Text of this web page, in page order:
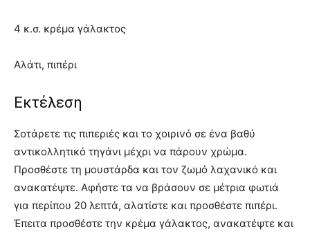
4 κ.σ. κρέμα γάλακτος
Αλάτι, πιπέρι
Εκτέλεση
Σοτάρετε τις πιπεριές και το χοιρινό σε ένα βαθύ
αντικολλητικό τηγάνι μέχρι να πάρουν χρώμα.
Προσθέστε τη μουστάρδα και τον ζωμό λαχανικό και
ανακατέψτε. Αφήστε τα να βράσουν σε μέτρια φωτιά
για περίπου 20 λεπτά, αλατίστε και προσθέστε πιπέρι.
Έπειτα προσθέστε την κρέμα γάλακτος, ανακατέψτε και